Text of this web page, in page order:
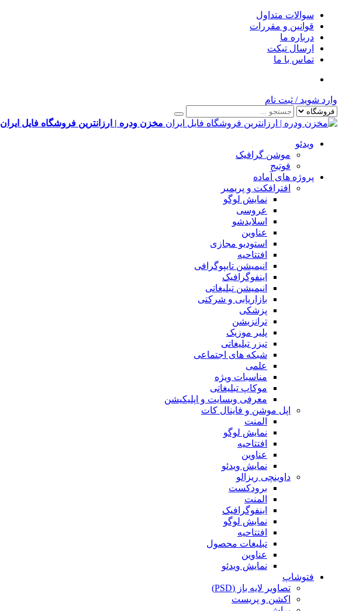
سوالات متداول
قوانین و مقررات
درباره ما
ارسال تیکت
تماس با ما
وارد شوید / ثبت نام
مخزن ودره | ارزانترین فروشگاه فایل ایران
ویدئو
موشن گرافیک
فوتیج
پروژه های آماده
افترافکت و پریمیر
نمایش لوگو
عروسی
اسلایدشو
عناوین
استودیو مجازی
افتتاحیه
انیمیشن تایپوگرافی
اینفوگرافیک
انیمیشن تبلیغاتی
بازاریابی و شرکتی
پزشکی
ترانزیشن
پلیر موزیک
تیزر تبلیغاتی
شبکه های اجتماعی
علمی
مناسبات ویژه
موکاپ تبلیغاتی
معرفی وبسایت و اپلیکیشن
اپل موشن و فاینال کات
المنت
نمایش لوگو
افتتاحیه
عناوین
نمایش ویدئو
داوینچی ریزالو
برودکست
المنت
اینفوگرافیک
نمایش لوگو
افتتاحیه
تبلیغات محصول
عناوین
نمایش ویدئو
فتوشاپ
تصاویر لایه باز (PSD)
اکشن و پریست